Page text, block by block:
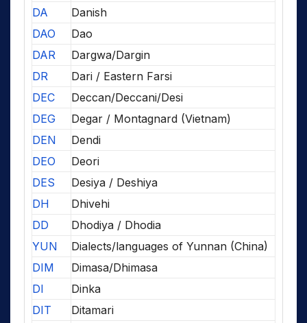
DA
Danish
DAO
Dao
DAR
Dargwa/Dargin
DR
Dari / Eastern Farsi
DEC
Deccan/Deccani/Desi
DEG
Degar / Montagnard (Vietnam)
DEN
Dendi
DEO
Deori
DES
Desiya / Deshiya
DH
Dhivehi
DD
Dhodiya / Dhodia
YUN
Dialects/languages of Yunnan (China)
DIM
Dimasa/Dhimasa
DI
Dinka
DIT
Ditamari